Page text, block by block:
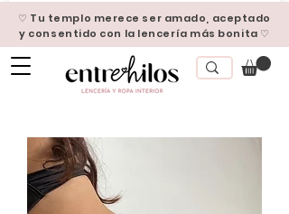
♡ Tu templo merece ser amado, aceptado
y consentido con la lencería más bonita ♡